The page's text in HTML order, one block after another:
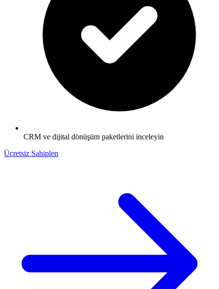
CRM ve dijital dönüşüm paketlerini inceleyin
Ücretsiz Sahiplen